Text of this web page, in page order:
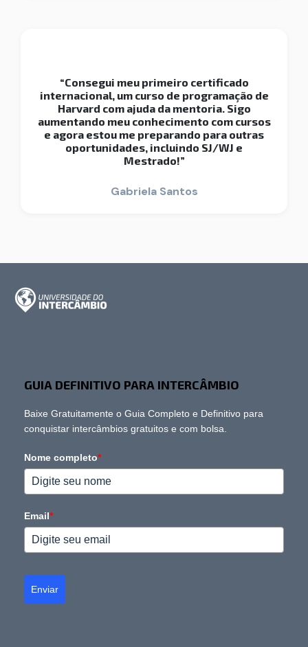
“Consegui meu primeiro certificado
internacional, um curso de programação de
Harvard com ajuda da mentoria. Sigo
aumentando meu conhecimento com cursos
e agora estou me preparando para outras
oportunidades, incluindo SJ/WJ e
Mestrado!”
Gabriela Santos
GUIA DEFINITIVO PARA INTERCÂMBIO
Baixe Gratuitamente o Guia Completo e Definitivo para
conquistar intercâmbios gratuitos e com bolsa.
Nome completo*
Email*
Enviar